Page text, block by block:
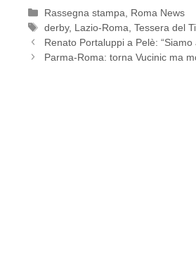
Categorie
Rassegna stampa
Roma News
Tag
derby, Lazio-Roma ,Tessera del
Renato Portaluppi a Pelè:
Parma-Roma: torna Vucinic ma